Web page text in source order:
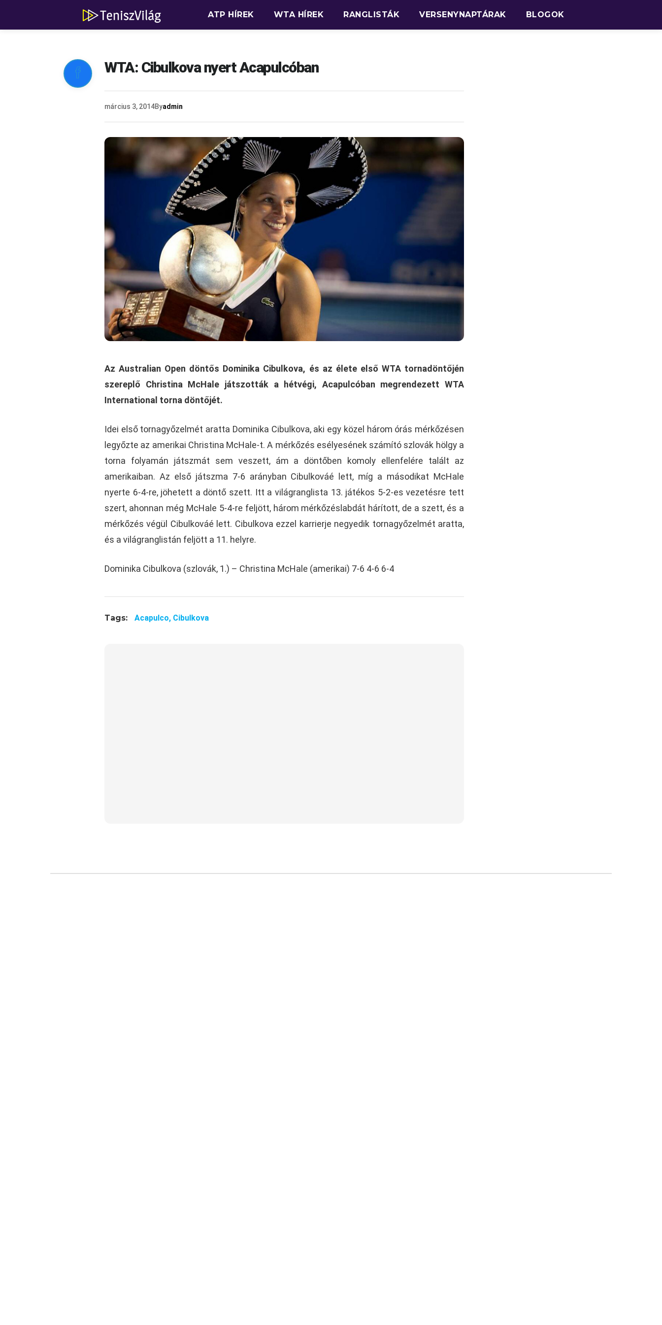
ATP HÍREK WTA HÍREK RANGLISTÁK VERSENYNAPTÁRAK BLOGOK
 WTA: Cibulkova nyert Acapulcóban
március 3, 2014Byadmin
Az Australian Open döntős Dominika Cibulkova, és az élete első WTA tornadöntőjén
szereplő Christina McHale játszották a hétvégi, Acapulcóban megrendezett WTA
International torna döntőjét.
Idei első tornagyőzelmét aratta Dominika Cibulkova, aki egy közel három órás mérkőzésen
legyőzte az amerikai Christina McHale-t. A mérkőzés esélyesének számító szlovák hölgy a
torna folyamán játszmát sem veszett, ám a döntőben komoly ellenfelére talált az
amerikaiban. Az első játszma 7-6 arányban Cibulkováé lett, míg a másodikat McHale
nyerte 6-4-re, jöhetett a döntő szett. Itt a világranglista 13. játékos 5-2-es vezetésre tett
szert, ahonnan még McHale 5-4-re feljött, három mérkőzéslabdát hárított, de a szett, és a
mérkőzés végül Cibulkováé lett. Cibulkova ezzel karrierje negyedik tornagyőzelmét aratta,
és a világranglistán feljött a 11. helyre.
Dominika Cibulkova (szlovák, 1.) – Christina McHale (amerikai) 7-6 4-6 6-4
Tags: Acapulco, Cibulkova